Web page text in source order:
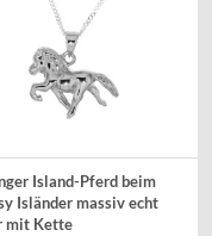
Island-Pferd beim
Isländer massiv echt
mit Kette